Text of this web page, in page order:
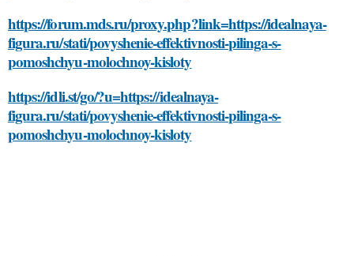
https://forum.mds.ru/proxy.php?link=https://idealnaya-
figura.ru/stati/povyshenie-effektivnosti-pilinga-s-
pomoshchyu-molochnoy-kisloty
https://idli.st/go/?u=https://idealnaya-
figura.ru/stati/povyshenie-effektivnosti-pilinga-s-
pomoshchyu-molochnoy-kisloty